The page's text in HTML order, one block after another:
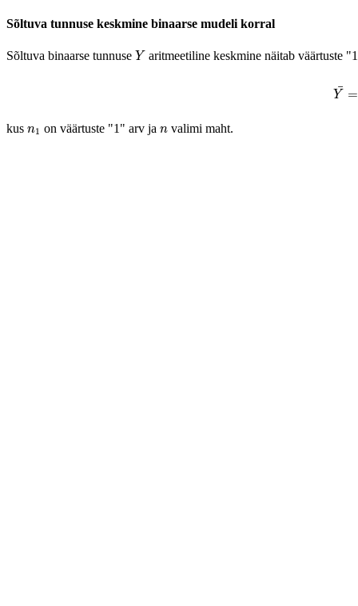
Sõltuva tunnuse keskmine binaarse mudeli korral
Sõltuva binaarse tunnuse Y
Yaritmeetiline keskmine näitab väärtuste
¯
Y =
kus n1
n1 on väärtuste "1" arv ja n
nvalimi maht.